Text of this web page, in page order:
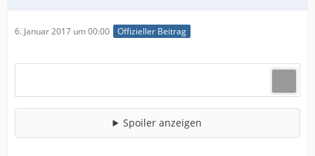
6. Januar 2017 um 00:00 Offizieller Beitrag
Spoiler anzeigen